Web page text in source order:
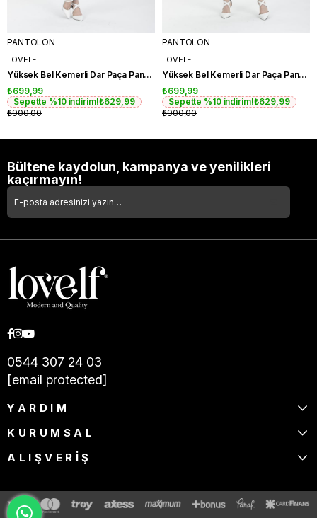
PANTOLON
LOVELF
Yüksek Bel Kemerli Dar Paça Pantolon
₺699,99
Sepette %10 indirim!₺629,99
₺900,00
PANTOLON
LOVELF
Yüksek Bel Kemerli Dar Paça Pantolon
₺699,99
Sepette %10 indirim!₺629,99
₺900,00
Bültene kaydolun, kampanya ve yenilikleri
kaçırmayın!
0544 307 24 03
[email protected]
YARDIM
KURUMSAL
ALIŞVERİŞ